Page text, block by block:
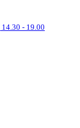
14.30 - 19.00